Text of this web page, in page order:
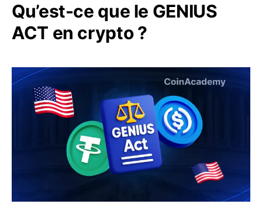
Qu’est-ce que le GENIUS
ACT en crypto ?